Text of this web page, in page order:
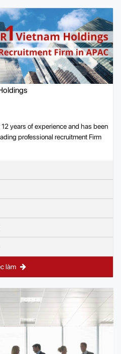
years of experience and has been
professional recruitment Firm
làm